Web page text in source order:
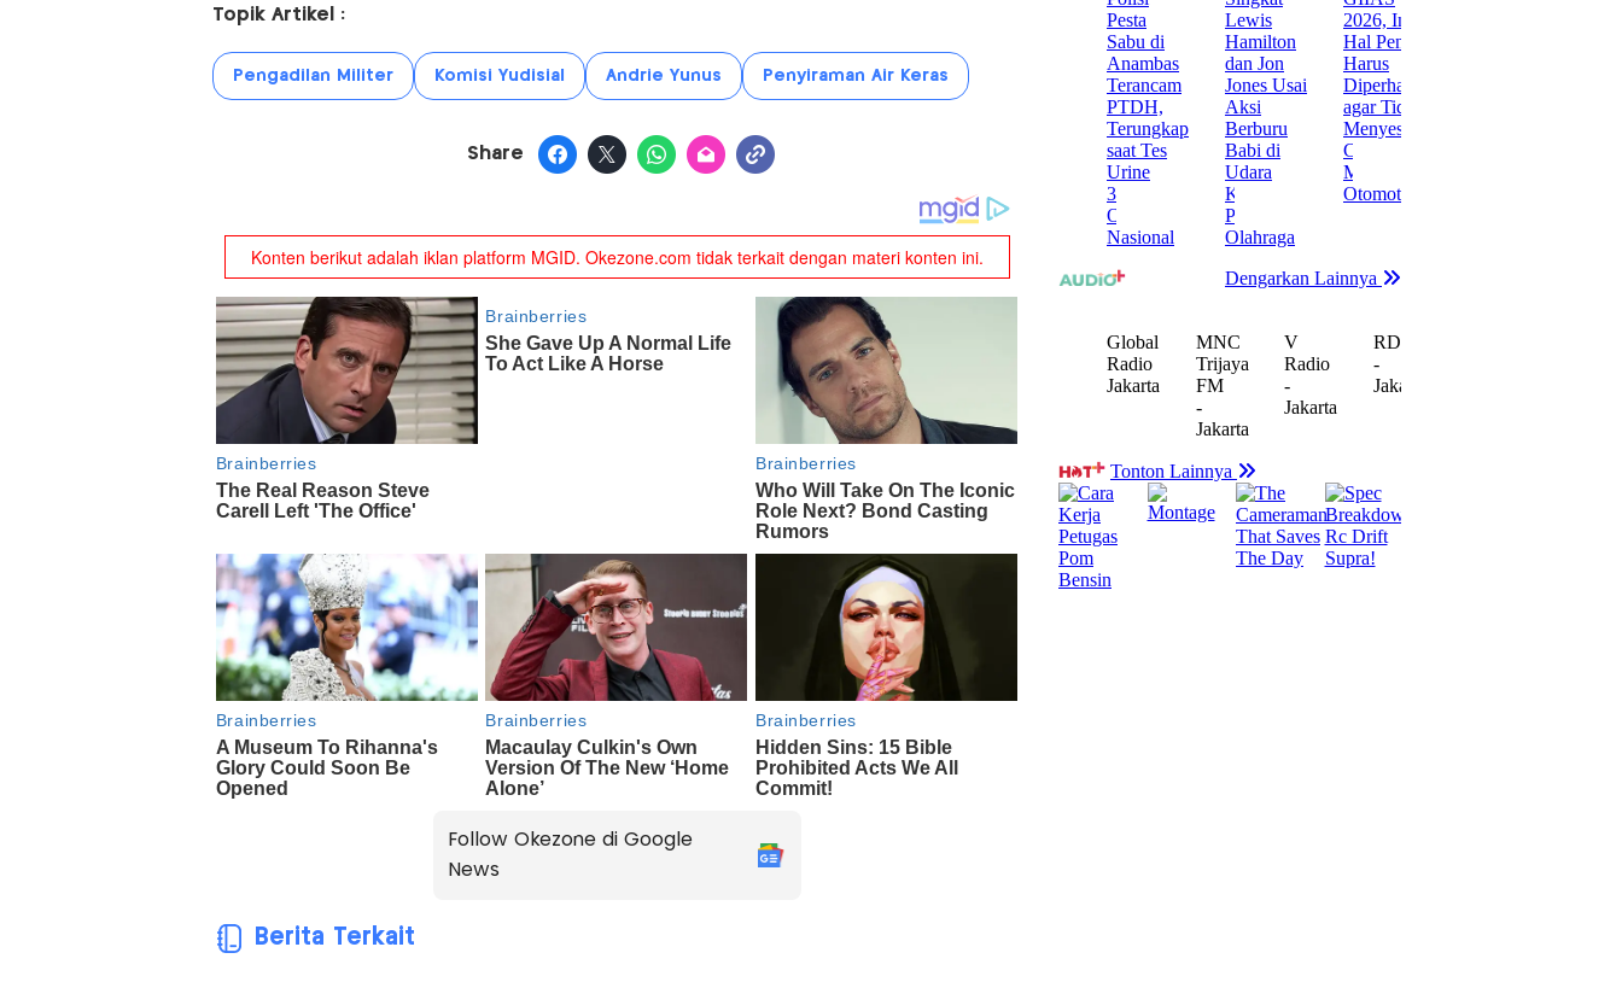
Topik Artikel :
Pengadilan Militer Komisi Yudisial Andrie Yunus Penyiraman Air Keras
Share
Follow Okezone di Google
News
Berita Terkait